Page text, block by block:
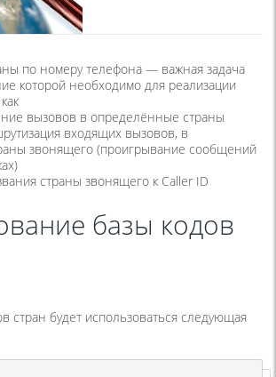
по номеру телефона — важная задача
которой необходимо для реализации
вызовов в определённые страны
входящих вызовов, в
звонящего (проигрывание сообщений
страны звонящего к Caller ID
базы кодов
стран будет использоваться следующая